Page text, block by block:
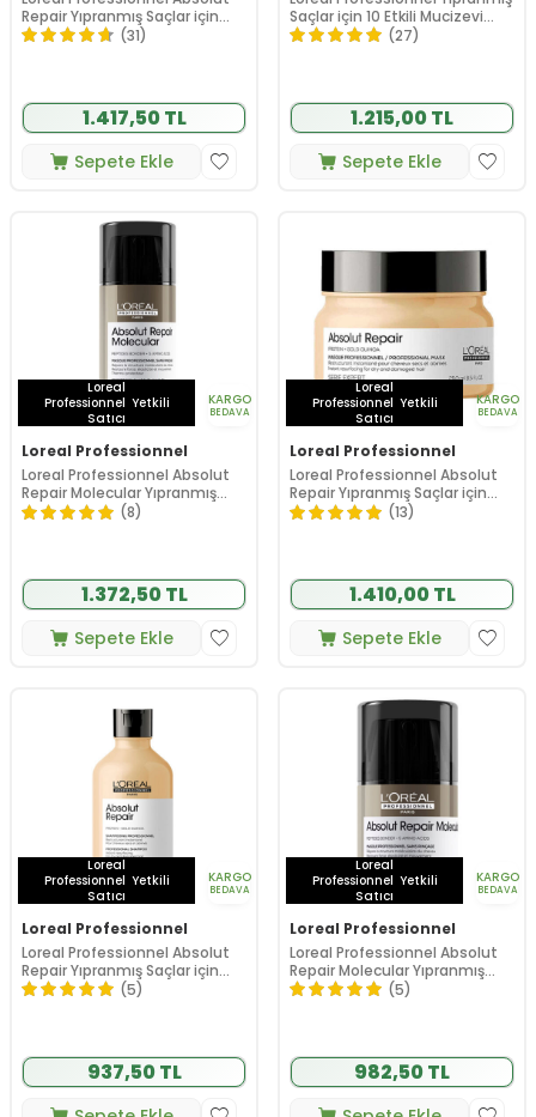
Repair Yıpranmış Saçlar için
Bariyer Onarıcı Şampuan 500
(31)
1.417,50 TL
Sepete Ekle
Saçlar için 10 Etkili Mucizevi
Bakım Yağı 90 ml
(27)
1.215,00 TL
Sepete Ekle
Loreal
Professionnel Yetkili
Satıcı
KARGO
BEDAVA
Loreal Professionnel
Loreal Professionnel Absolut
Repair Molecular Yıpranmış
Saçlar İçin Maske 100 ml
(8)
1.372,50 TL
Sepete Ekle
Loreal
Professionnel Yetkili
Satıcı
KARGO
BEDAVA
Loreal Professionnel
Loreal Professionnel Absolut
Repair Yıpranmış Saçlar için
Maske 250 ml(13)
1.410,00 TL
Sepete Ekle
Loreal
Professionnel Yetkili
Satıcı
KARGO
BEDAVA
Loreal Professionnel
Loreal Professionnel Absolut
Repair Yıpranmış Saçlar için
Şampuan 300 ml
(5)
937,50 TL
Loreal
Professionnel Yetkili
Satıcı
KARGO
BEDAVA
Loreal Professionnel
Loreal Professionnel Absolut
Repair Molecular Yıpranmış
Saçlar İçin Maske 50 ml
(5)
982,50 TL